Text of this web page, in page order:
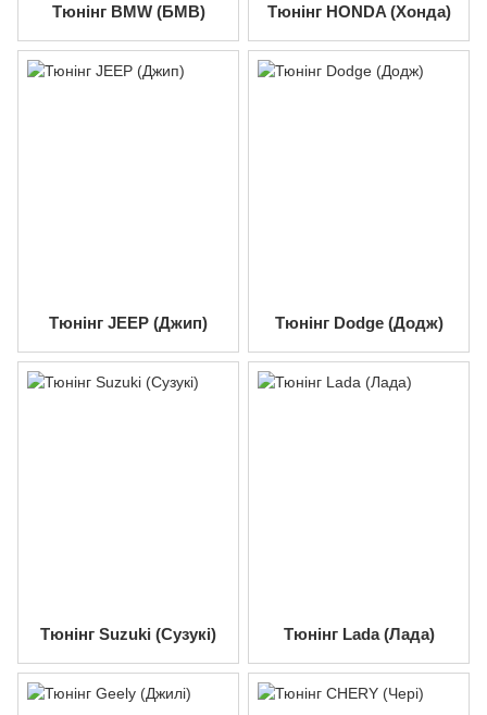
Тюнінг BMW (БМВ) Тюнінг HONDA (Хонда)
Тюнінг JEEP (Джип) Тюнінг Dodge (Додж)
Тюнінг Suzuki (Сузукі) Тюнінг Lada (Лада)